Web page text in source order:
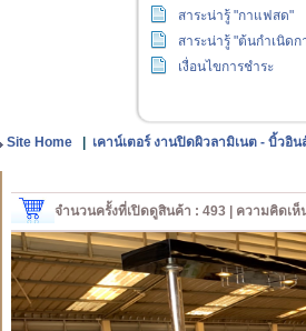
สาระน่ารู้ "กาแฟสด"
สาระน่ารู้ "ต้นกำเนิด
เงื่อนไขการชำระ
Site Home เคาน์เตอร์ งานปิดผิวลามิเนต - บิ้วอิน
จำนวนครั้งที่เปิดดูสินค้า : 493 | ความคิดเห็